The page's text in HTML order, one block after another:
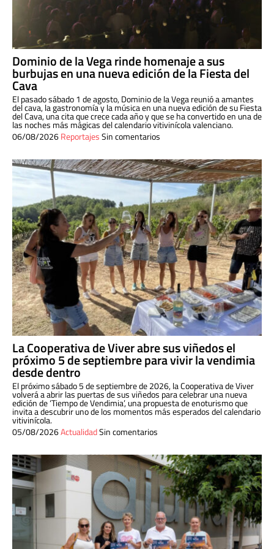
Dominio de la Vega rinde homenaje a sus
burbujas en una nueva edición de la Fiesta del
Cava
El pasado sábado 1 de agosto, Dominio de la Vega reunió a amantes
del cava, la gastronomía y la música en una nueva edición de su Fiesta
del Cava, una cita que crece cada año y que se ha convertido en una de
las noches más mágicas del calendario vitivinícola valenciano.
06/08/2026ReportajesSin comentarios
La Cooperativa de Viver abre sus viñedos el
próximo 5 de septiembre para vivir la vendimia
desde dentro
El próximo sábado 5 de septiembre de 2026, la Cooperativa de Viver
volverá a abrir las puertas de sus viñedos para celebrar una nueva
edición de ‘Tiempo de Vendimia’, una propuesta de enoturismo que
invita a descubrir uno de los momentos más esperados del calendario
vitivinícola.
05/08/2026ActualidadSin comentarios